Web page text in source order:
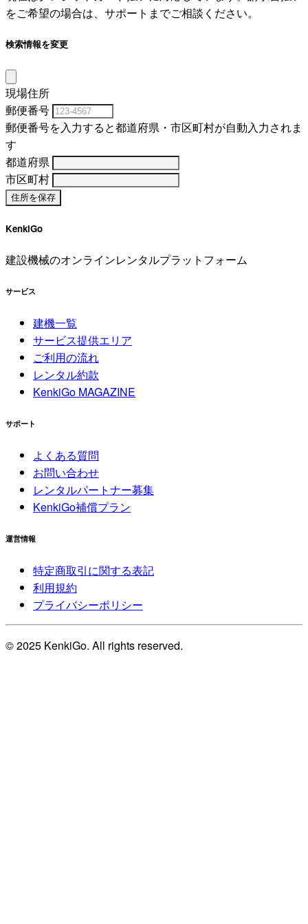
をご希望の場合は、サポートまでご相談ください。
検索情報を変更
現場住所
郵便番号
郵便番号を入力すると都道府県・市区町村が自動入力されま
す
都道府県
市区町村
KenkiGo
建設機械のオンラインレンタルプラットフォーム
サービス
建機一覧
サービス提供エリア
ご利用の流れ
レンタル約款
KenkiGo MAGAZINE
サポート
よくある質問
お問い合わせ
レンタルパートナー募集
KenkiGo補償プラン
運営情報
特定商取引に関する表記
利用規約
プライバシーポリシー
© 2025 KenkiGo. All rights reserved.